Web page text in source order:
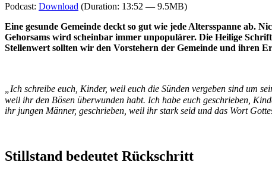
Podcast: Download (Duration: 13:52 — 9.5MB)
Eine gesunde Gemeinde deckt so gut wie jede Altersspanne ab.
Gehorsams wird scheinbar immer unpopulärer. Die Heilige
Stellenwert sollten wir den Vorstehern der Gemeinde und ihren
„Ich schreibe euch, Kinder, weil euch die Sünden vergeben sind um
weil ihr den Bösen überwunden habt. Ich habe euch geschrieben,
ihr jungen Männer, geschrieben, weil ihr stark seid und das Wort
Stillstand bedeutet Rückschritt